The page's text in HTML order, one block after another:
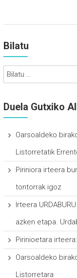
Bilatu
Duela Gutxiko
Oarsoaldeko
Listorretatik
Piriniora irteera
tontorrak igoz
Irteera
azken etapa.
Pirinioetara
Oarsoaldeko
Listorretara